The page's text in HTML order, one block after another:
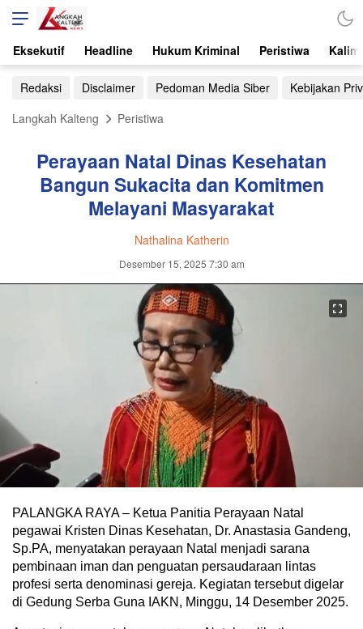
Eksekutif Headline Hukum Kriminal Peristiwa
Redaksi Disclaimer Pedoman Media Siber
Kebijakan
Langkah Kalteng
Peristiwa
Perayaan Natal Dinas Kesehatan
Bangun Sukacita dan Komitmen
Melayani Masyarakat
Nathalina Katherin
Desember 15, 2025 7:30 am
PALANGKA RAYA – Ketua Panitia Perayaan Natal
pegawai Kristen Dinas Kesehatan, Dr. Anastasia Gandeng,
Sp.PA, menyatakan perayaan Natal menjadi sarana
pembinaan iman dan penguatan persaudaraan lintas
profesi serta denominasi gereja. Kegiatan tersebut digelar
di Gedung Serba Guna IAKN, Minggu, 14 Desember 2025.